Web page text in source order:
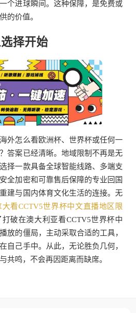
个进球瞬间。这种保障，是免费或
的价值。
择开始
外怎么看欧洲杯、世界杯或任何一
答案已经清晰。地域限制不再是无
择一款具备全球智能线路、多端支
全加密和可靠售后保障的专业回国
建与国内体育文化生活的连接。无
大看CCTV5世界杯中文直播地区限
破在澳大利亚看CCTV5世界杯中
放的僵局，主动采取合适的工具，
自己手中。从此，无论胜负几何，
共鸣，不会再因距离而缺席。